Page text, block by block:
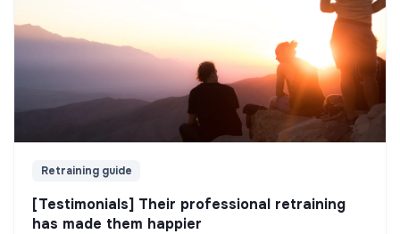
Retraining guide
[Testimonials] Their professional retraining
has made them happier